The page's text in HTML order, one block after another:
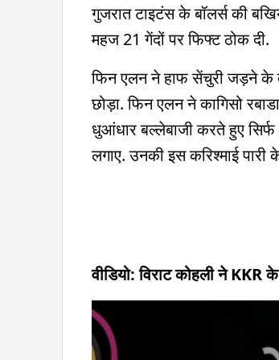
गुजरात टाइटंस के बॉलर्स की
महज 21 गेंदों पर फिफ्ट ठोक दी.
फिन एलन ने हाफ सेंचुरी जड़ने के
छोड़ा. फिन एलन ने कागिसो
धुआंधार बल्लेबाजी करते हुए
लगाए. उनकी इस करिश्माई
वीडियो: विराट कोहली ने